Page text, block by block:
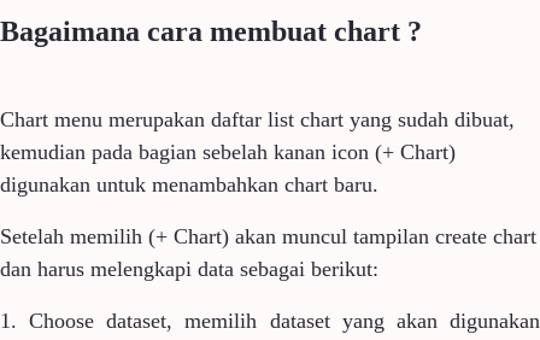
Bagaimana cara membuat chart ?
Chart menu merupakan daftar list chart yang sudah dibuat,
kemudian pada bagian sebelah kanan icon (+ Chart)
digunakan untuk menambahkan chart baru.
Setelah memilih (+ Chart) akan muncul tampilan create chart
dan harus melengkapi data sebagai berikut:
1. Choose dataset, memilih dataset yang akan digunakan